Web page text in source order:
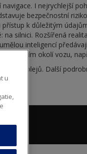
I nejrychlejší
bezpečnostní
k důležitým
silnici. Rozšířená
inteligencí
o širším okolí vozu,
up displejů. Další
u